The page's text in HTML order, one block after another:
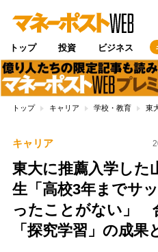
トップ 投資 ビジネス
トップ キャリア 学校・教育 東
キャリア
東大に推薦入学した
生「高校3年までサ
ったことがない」
「探究学習」の成果